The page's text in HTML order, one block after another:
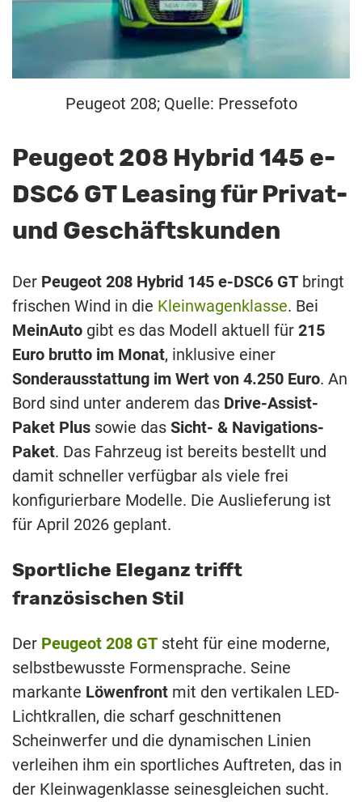
Peugeot 208; Quelle: Pressefoto
Peugeot 208 Hybrid 145 e-
DSC6 GT Leasing für Privat-
und Geschäftskunden
Der Peugeot 208 Hybrid 145 e-DSC6 GT bringt
frischen Wind in die Kleinwagenklasse. Bei
MeinAuto gibt es das Modell aktuell für 215
Euro brutto im Monat, inklusive einer
Sonderausstattung im Wert von 4.250 Euro. An
Bord sind unter anderem das Drive-Assist-
Paket Plus sowie das Sicht- & Navigations-
Paket. Das Fahrzeug ist bereits bestellt und
damit schneller verfügbar als viele frei
konfigurierbare Modelle. Die Auslieferung ist
für April 2026 geplant.
Sportliche Eleganz trifft
französischen Stil
Der Peugeot 208 GT steht für eine moderne,
selbstbewusste Formensprache. Seine
markante Löwenfront mit den vertikalen LED-
Lichtkrallen, die scharf geschnittenen
Scheinwerfer und die dynamischen Linien
verleihen ihm ein sportliches Auftreten, das in
der Kleinwagenklasse seinesgleichen sucht.